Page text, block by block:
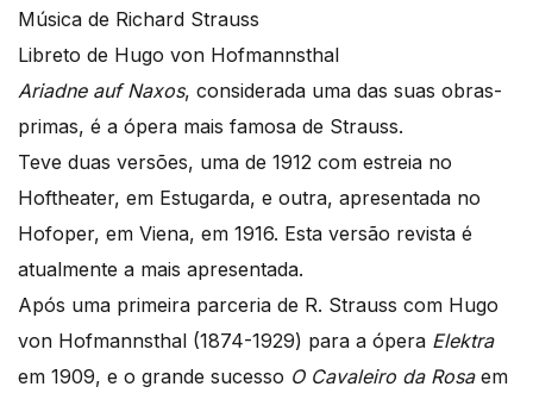
Música de Richard Strauss
Libreto de Hugo von Hofmannsthal
Ariadne auf Naxos, considerada uma das suas obras-
primas, é a ópera mais famosa de Strauss.
Teve duas versões, uma de 1912 com estreia no
Hoftheater, em Estugarda, e outra, apresentada no
Hofoper, em Viena, em 1916. Esta versão revista é
atualmente a mais apresentada.
Após uma primeira parceria de R. Strauss com Hugo
von Hofmannsthal (1874-1929) para a ópera Elektra
em 1909, e o grande sucesso O Cavaleiro da Rosaem